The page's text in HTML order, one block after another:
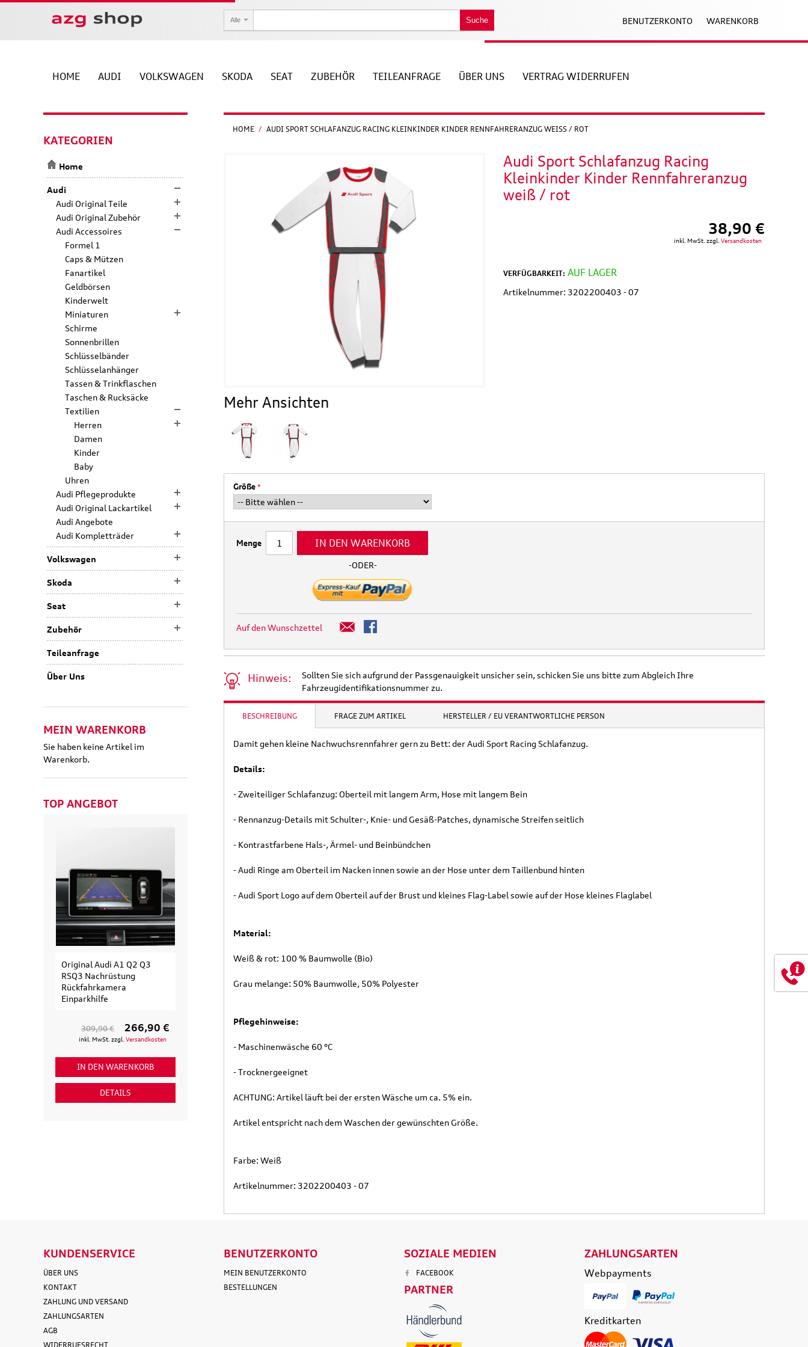
BENUTZERKONTO WARENKORB
Alle Suche
HOME AUDI VOLKSWAGEN SKODA SEAT ZUBEHÖR TEILEANFRAGE ÜBER UNS VERTRAG WIDERRUFEN
HOME / AUDI SPORT SCHLAFANZUG RACING KLEINKINDER KINDER RENNFAHRERANZUG WEISS / ROT
Mehr Ansichten
Audi Sport Schlafanzug Racing
Kleinkinder Kinder Rennfahreranzug
weiß / rot
38,90 €
inkl. MwSt. zzgl. Versandkosten
VERFÜGBARKEIT: AUF LAGER
Artikelnummer: 3202200403 - 07
Größe
Menge IN DEN WARENKORB
-ODER-
Auf den Wunschzettel
Hinweis:
Sollten Sie sich aufgrund der Passgenauigkeit unsicher sein, schicken Sie uns bitte zum Abgleich Ihre
Fahrzeugidentifikationsnummer zu.
BESCHREIBUNG FRAGE ZUM ARTIKEL HERSTELLER / EU VERANTWORTLICHE PERSON
Damit gehen kleine Nachwuchsrennfahrer gern zu Bett: der Audi Sport Racing Schlafanzug.
Details:
- Zweiteiliger Schlafanzug: Oberteil mit langem Arm, Hose mit langem Bein
- Rennanzug-Details mit Schulter-, Knie- und Gesäß-Patches, dynamische Streifen seitlich
- Kontrastfarbene Hals-, Ärmel- und Beinbündchen
- Audi Ringe am Oberteil im Nacken innen sowie an der Hose unter dem Taillenbund hinten
- Audi Sport Logo auf dem Oberteil auf der Brust und kleines Flag-Label sowie auf der Hose kleines Flaglabel
Material:
Weiß & rot: 100 % Baumwolle (Bio)
Grau melange: 50% Baumwolle, 50% Polyester
Pflegehinweise:
- Maschinenwäsche 60 °C
- Trocknergeeignet
ACHTUNG: Artikel läuft bei der ersten Wäsche um ca. 5% ein.
Artikel entspricht nach dem Waschen der gewünschten Größe.
Farbe: Weiß
Artikelnummer: 3202200403 - 07
KATEGORIEN
Home
Audi
Audi Original Teile
Audi Original Zubehör
Audi Accessoires
Formel 1
Caps & Mützen
Fanartikel
Geldbörsen
Kinderwelt
Miniaturen
Schirme
Sonnenbrillen
Schlüsselbänder
Schlüsselanhänger
Tassen & Trinkflaschen
Taschen & Rucksäcke
Textilien
Herren
Damen
Kinder
Baby
Uhren
Audi Pflegeprodukte
Audi Original Lackartikel
Audi Angebote
Audi Kompletträder
Volkswagen
Skoda
Seat
Zubehör
Teileanfrage
Über Uns
MEIN WARENKORB
Sie haben keine Artikel im
Warenkorb.
TOP ANGEBOT
Original Audi A1 Q2 Q3
RSQ3 Nachrüstung
Rückfahrkamera
Einparkhilfe
309,90 € 266,90 €
inkl. MwSt. zzgl. Versandkosten
IN DEN WARENKORB
DETAILS
Original Audi
Fahrradträger für 3.
154,90 € 135,90 €
IN DEN WARENKORB
DETAILS
Original Audi
Marderschreck Anlage mit
DETAILS
KUNDENSERVICE
ÜBER UNS
KONTAKT
ZAHLUNG UND VERSAND
ZAHLUNGSARTEN
AGB
WIDERRUFSRECHT
BENUTZERKONTO
MEIN BENUTZERKONTO
BESTELLUNGEN
SOZIALE MEDIEN
FACEBOOK
PARTNER
ZAHLUNGSARTEN
Webpayments
Kreditkarten